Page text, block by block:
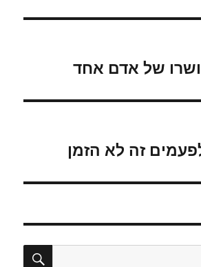
של אדם אחד
זה לא הזמן